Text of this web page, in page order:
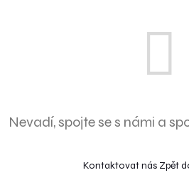
Nevadí, spojte se s námi a
Kontaktovat nás Zpět